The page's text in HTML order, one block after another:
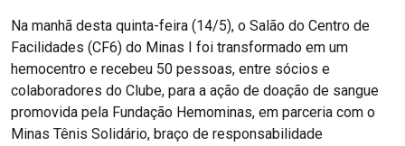
Na manhã desta quinta-feira (14/5), o Salão do Centro de
Facilidades (CF6) do Minas I foi transformado em um
hemocentro e recebeu 50 pessoas, entre sócios e
colaboradores do Clube, para a ação de doação de sangue
promovida pela Fundação Hemominas, em parceria com o
Minas Tênis Solidário, braço de responsabilidade